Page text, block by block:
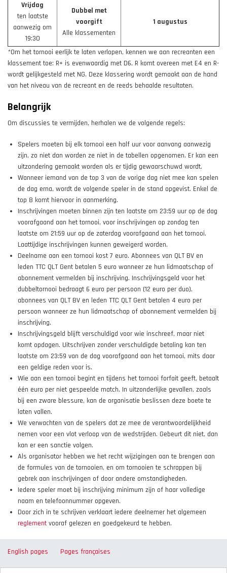
Vrijdag
ten laatste
aanwezig om
19:30
Dubbel met
voorgift
Alle klassementen
1 augustus
*Om het tornooi eerlijk te laten verlopen, kennen we aan recreanten een
klassement toe: R+ is evenwaardig met D6, R komt overeen met E4 en R-
wordt gelijkgesteld met NG. Deze klassering wordt gemaakt aan de hand
van het niveau van de recreant en de reeds behaalde resultaten.
Belangrijk
Om discussies te vermijden, herhalen we de volgende regels:
Spelers moeten bij elk tornooi een half uur voor aanvang aanwezig
zijn, zo niet dan worden ze niet in de tabellen opgenomen. Er kan een
uitzondering gemaakt worden als er tijdig gewaarschuwd wordt.
Wanneer iemand van de top 3 van de vorige dag niet mee kan spelen
de dag erna, wordt de volgende speler in de stand opgevist. Enkel de
top 8 komt hiervoor in aanmerking.
Inschrijvingen moeten binnen zijn ten laatste om 23:59 uur op de dag
voorafgaand aan het tornooi, voor inschrijvingen op zondag ten
laatste om 21:59 uur op de zaterdag voorafgaand aan het tornooi.
Laattijdige inschrijvingen kunnen geweigerd worden.
Deelname aan een tornooi kost 7 euro. Abonnees van QLT BV en
leden TTC QLT Gent betalen 5 euro wanneer ze hun lidmaatschap of
abonnement vermelden bij inschrijving. Inschrijvingsgeld voor het
dubbeltornooi bedraagt 6 euro per persoon (12 euro per duo),
abonnees van QLT BV en leden TTC QLT Gent betalen 4 euro per
persoon wanneer ze hun lidmaatschap of abonnement vermelden bij
inschrijving.
Inschrijvingsgeld blijft verschuldigd voor wie inschreef, maar niet
komt opdagen. Uitschrijven zonder verschuldigde betaling kan ten
laatste om 23:59 van de dag voorafgaand aan het tornooi, mits daar
een geldige reden voor is.
Wie aan een tornooi begint en tijdens het tornooi forfait geeft, betaalt
één euro per niet gespeelde match. In uitzonderlijke gevallen, zoals
bij een zware blessure, kan de organisatie beslissen deze boete te
laten vallen.
We verwachten van de spelers dat ze mee de verantwoordelijkheid
nemen voor een vlot verloop van de wedstrijden. Gebeurt dit niet, dan
kan er een sanctie volgen.
Als organisator hebben we het recht wijzigingen aan te brengen aan
de formules van de tornooien, en om tornooien te schrappen bij
gebrek aan inschrijvingen of door andere omstandigheden.
Iedere speler moet bij inschrijving minimum zijn of haar volledige
naam en telefoonnummer opgeven.
Door zich in te schrijven verklaart iedere deelnemer het algemeen
reglement vooraf gelezen en goedgekeurd te hebben.
English pages Pages françaises